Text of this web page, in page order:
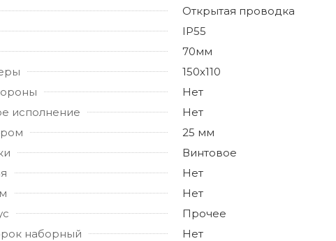
Открытая проводка
IP55
70мм
150х110
Нет
исполнение
Нет
25 мм
Винтовое
Нет
Нет
Прочее
наборный
Нет